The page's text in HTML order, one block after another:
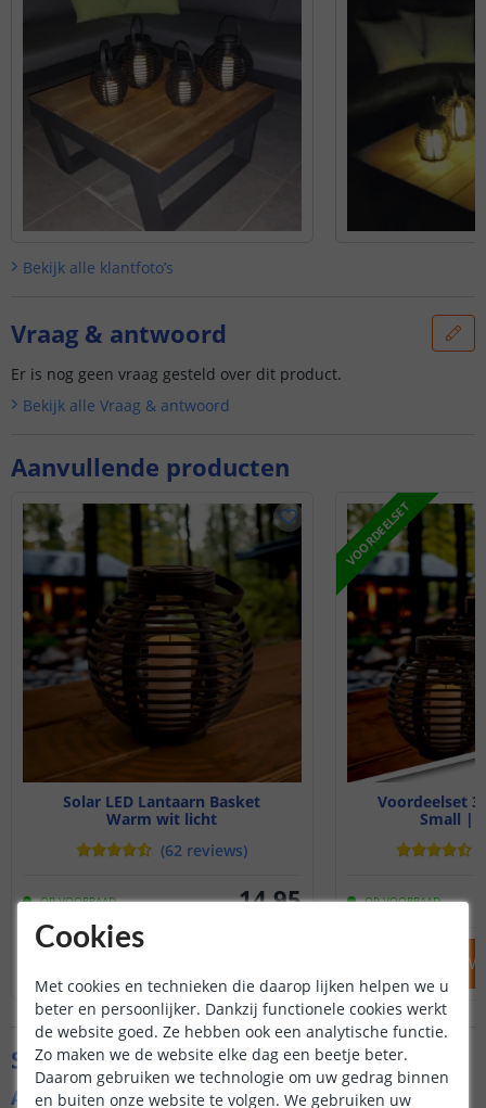
Aanvullende producten
Solar LED Lantaarn Basket
Warm wit licht
(62 reviews)
OP VOORRAAD 14,95
VOORDEELSET
Voordeelset
Small |
OP VOORRAAD
IN
Bekijk alle klantfoto’s
Vraag & antwoord
Er is nog geen vraag gesteld over dit product.
Bekijk alle Vraag & antwoord
Specificaties
Algemene kenmerken
Cookies
Met cookies en technieken die daarop lijken helpen we u
beter en persoonlijker. Dankzij functionele cookies werkt
de website goed. Ze hebben ook een analytische functie.
Zo maken we de website elke dag een beetje beter.
Daarom gebruiken we technologie om uw gedrag binnen
en buiten onze website te volgen. We gebruiken uw